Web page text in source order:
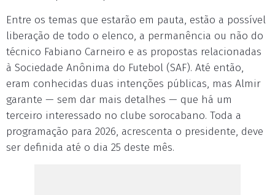
Entre os temas que estarão em pauta, estão a possível
liberação de todo o elenco, a permanência ou não do
técnico Fabiano Carneiro e as propostas relacionadas
à Sociedade Anônima do Futebol (SAF). Até então,
eram conhecidas duas intenções públicas, mas Almir
garante — sem dar mais detalhes — que há um
terceiro interessado no clube sorocabano. Toda a
programação para 2026, acrescenta o presidente, deve
ser definida até o dia 25 deste mês.